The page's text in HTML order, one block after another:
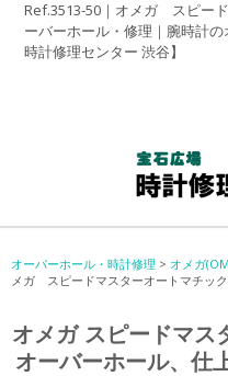
Ref.3513-50｜オメガ スピー
ーバーホール・修理｜腕時計
時計修理センター 渋谷】
オーバーホール・時計修理 > オメガ
メガ スピードマスターオートマチック
オメガ スピードマス
オーバーホール、仕